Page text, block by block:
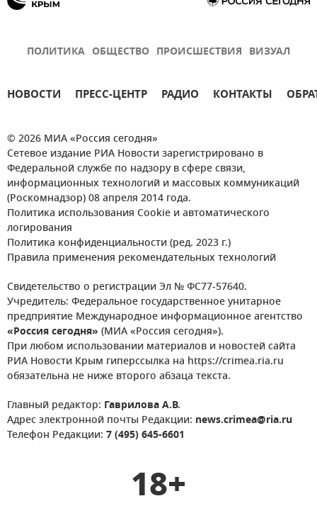
ПОЛИТИКА ОБЩЕСТВО ПРОИСШЕСТВИЯ ВИЗУАЛ
НОВОСТИ ПРЕСС-ЦЕНТР РАДИО КОНТАКТЫ
© 2026 МИА «Россия сегодня»
Сетевое издание РИА Новости зарегистрировано в
Федеральной службе по надзору в сфере связи,
информационных технологий и массовых коммуникаций
(Роскомнадзор) 08 апреля 2014 года.
Политика использования Cookie и автоматического
логирования
Политика конфиденциальности (ред. 2023 г.)
Правила применения рекомендательных технологий
Свидетельство о регистрации Эл № ФС77-57640.
Учредитель: Федеральное государственное унитарное
предприятие Международное информационное агентство
«Россия сегодня» (МИА «Россия сегодня»).
При любом использовании материалов и новостей сайта
РИА Новости Крым гиперссылка на https://crimea.ria.ru
обязательна не ниже второго абзаца текста.
Главный редактор: Гаврилова А.В.
Адрес электронной почты Редакции: news.crimea@ria.ru
Телефон Редакции: 7 (495) 645-6601
18+